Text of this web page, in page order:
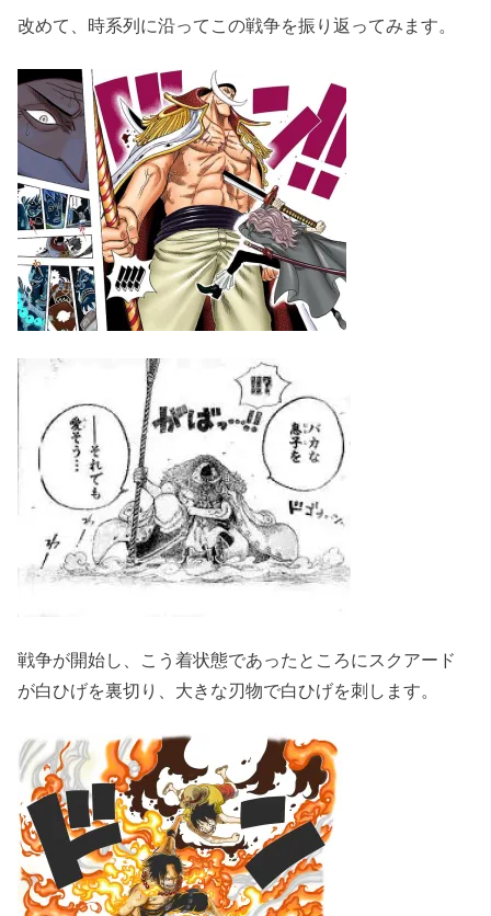
改めて、時系列に沿ってこの戦争を振り返ってみます。
戦争が開始し、こう着状態であったところにスクアード
が白ひげを裏切り、大きな刃物で白ひげを刺します。